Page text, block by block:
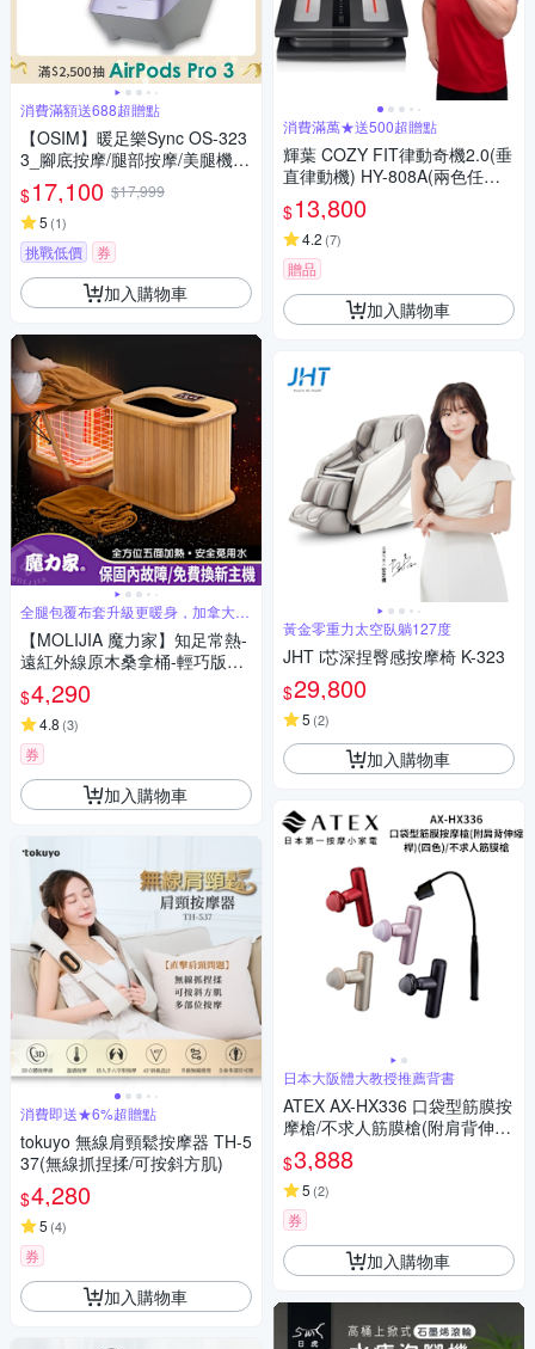
消費滿額送688超贈點
【OSIM】暖足樂Sync OS-323
3_腳底按摩/腿部按摩/美腿機/
小腿按摩
$17,100 $17,999
5 (1)
挑戰低價 券
加入購物車
全腿包覆布套升級更暖身，加拿大鐵
杉木
【MOLIJIA 魔力家】知足常熱-
遠紅外線原木桑拿桶-輕巧版小
型-單口款(泡腳機/泡腳桶/足浴
機/蒸腳機/烘腳機/暖腳機)
$4,290
4.8 (3)
券
加入購物車
消費即送★6%超贈點
tokuyo 無線肩頸鬆按摩器 TH-5
37(無線抓捏揉/可按斜方肌)
$4,280
5 (4)
券
加入購物車
消費滿萬★送500超贈點
輝葉 COZY FIT律動奇機2.0(垂
直律動機) HY-808A(兩色任選)
重力黑/引力白
$13,800
4.2 (7)
贈品
加入購物車
黃金零重力太空臥躺127度
JHT i芯深捏臀感按摩椅 K-323
$29,800
5 (2)
加入購物車
日本大阪體大教授推薦背書
ATEX AX-HX336 口袋型筋膜按
摩槍/不求人筋膜槍(附肩背伸縮
桿) -四色
$3,888
5 (2)
券
加入購物車